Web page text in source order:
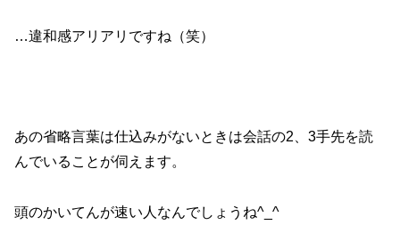
…違和感アリアリですね（笑）
あの省略言葉は仕込みがないときは会話の2、3手先を読
んでいることが伺えます。
頭のかいてんが速い人なんでしょうね^_^